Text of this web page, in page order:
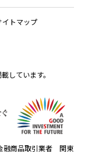
イトマップ
しています。
融商品取引業者 関東